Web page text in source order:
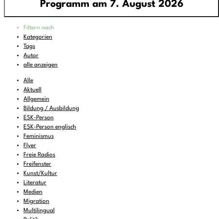
Programm am 7. August 2026
06:00
07:00 - 08:00
08:00
08:30
10:00 - 11:00 FREIRAD Musik
11:00 - 11:06 BBC News
11:06
12:00 - 13:00
13:00 - 13:06
13:06
13:22 - 16:00
Filtern nach
Kategorien
Tags
Autor
alle anzeigen
Alle
Aktuell
Allgemein
Bildung / Ausbildung
ESK-Person
ESK-Person englisch
Feminismus
Flyer
Freie Radios
Freifenster
Kunst/Kultur
Literatur
Medien
Migration
Multilingual